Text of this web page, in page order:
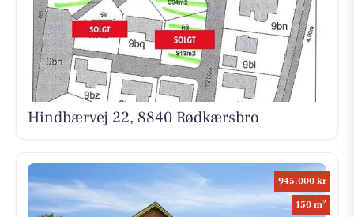
Hindbærvej 22, 8840 Rødkærsbro
945.000 kr
150 m2